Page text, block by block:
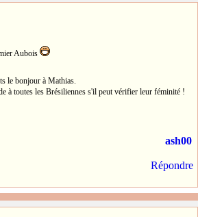
Aubois
le bonjour à Mathias.
à toutes les Brésiliennes s'il peut vérifier leur féminité !
ash00
Répondre